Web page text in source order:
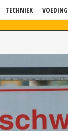
TECHNIEK VOEDING
BLOG